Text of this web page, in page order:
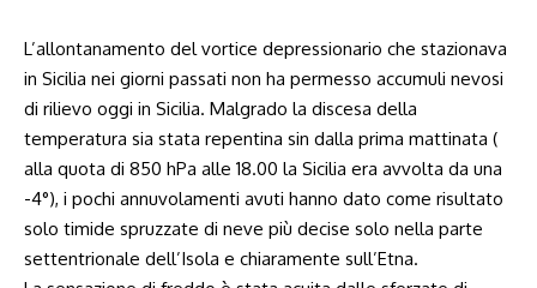
L’allontanamento del vortice depressionario che stazionava
in Sicilia nei giorni passati non ha permesso accumuli nevosi
di rilievo oggi in Sicilia. Malgrado la discesa della
temperatura sia stata repentina sin dalla prima mattinata (
alla quota di 850 hPa alle 18.00 la Sicilia era avvolta da una
-4°), i pochi annuvolamenti avuti hanno dato come risultato
solo timide spruzzate di neve più decise solo nella parte
settentrionale dell’Isola e chiaramente sull’Etna.